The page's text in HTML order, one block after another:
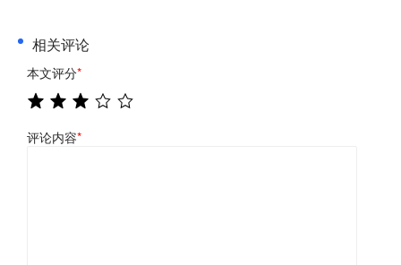
相关评论
本文评分*
评论内容*